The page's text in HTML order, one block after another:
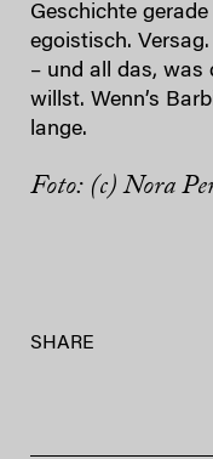
Geschichte
egoistisch.
– und all das, was
willst. Wenn’s
lange.
Foto: (c) Nora
SHARE